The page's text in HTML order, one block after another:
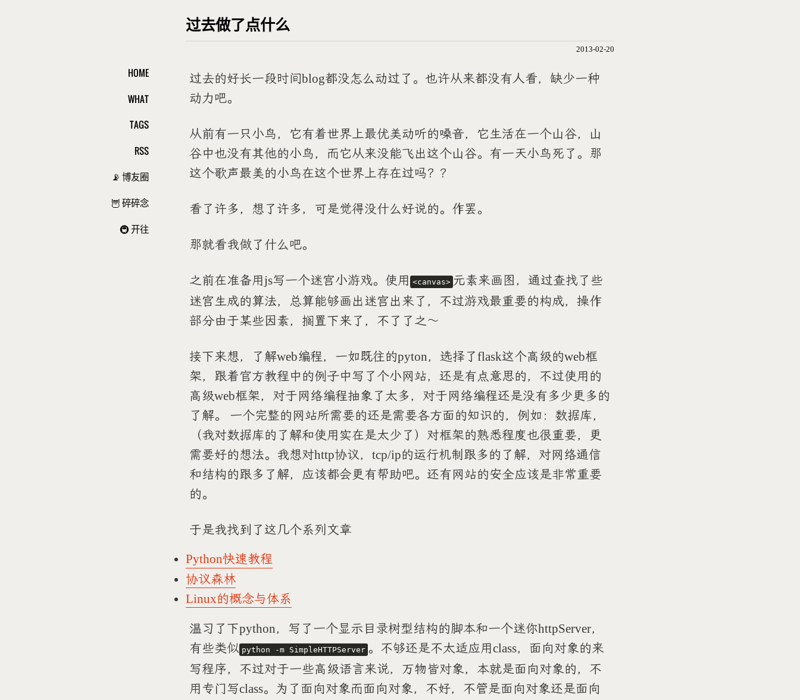
过去做了点什么
HOME
WHAT
TAGS
RSS
📡 博友圈
🦉 碎碎念
🚇 开往
2013-02-20
过去的好长一段时间blog都没怎么动过了。也许从来都没有人看，缺少一种
动力吧。
从前有一只小鸟，它有着世界上最优美动听的嗓音，它生活在一个山谷，山
谷中也没有其他的小鸟，而它从来没能飞出这个山谷。有一天小鸟死了。那
这个歌声最美的小鸟在这个世界上存在过吗？？
看了许多，想了许多，可是觉得没什么好说的。作罢。
那就看我做了什么吧。
之前在准备用js写一个迷宫小游戏。使用 <canvas> 元素来画图，通过查找了些
迷宫生成的算法，总算能够画出迷宫出来了，不过游戏最重要的构成，操作
部分由于某些因素，搁置下来了，不了了之〜
接下来想，了解web编程，一如既往的pyton，选择了flask这个高级的web框
架，跟着官方教程中的例子中写了个小网站，还是有点意思的，不过使用的
高级web框架，对于网络编程抽象了太多，对于网络编程还是没有多少更多的
了解。 一个完整的网站所需要的还是需要各方面的知识的，例如：数据库，
（我对数据库的了解和使用实在是太少了）对框架的熟悉程度也很重要，更
需要好的想法。我想对http协议，tcp/ip的运行机制跟多的了解，对网络通信
和结构的跟多了解，应该都会更有帮助吧。还有网站的安全应该是非常重要
的。
于是我找到了这几个系列文章
Python快速教程
协议森林
Linux的概念与体系
温习了下python，写了一个显示目录树型结构的脚本和一个迷你httpServer，
有些类似 python -m SimpleHTTPServer 。不够还是不太适应用class，面向对象的来
写程序，不过对于一些高级语言来说，万物皆对象，本就是面向对象的，不
用专门写class。为了面向对象而面向对象，不好，不管是面向对象还是面向